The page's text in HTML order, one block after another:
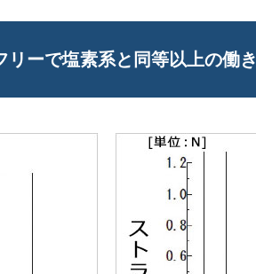
リーで塩素系と同等以上の働き